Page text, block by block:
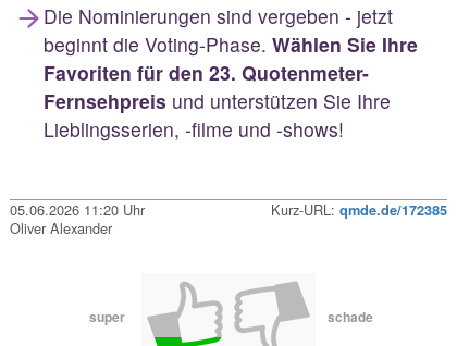
Die Nominierungen sind vergeben - jetzt
beginnt die Voting-Phase. Wählen Sie Ihre
Favoriten für den 23. Quotenmeter-
Fernsehpreis und unterstützen Sie Ihre
Lieblingsserien, -filme und -shows!
05.06.2026 11:20 Uhr Kurz-URL: qmde.de/172385
Oliver Alexander
super schade